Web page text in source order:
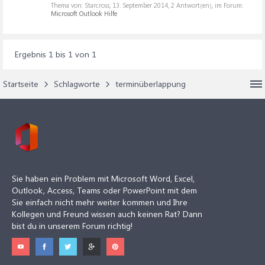
Thema von: Starcross, 13. September 2014, 2 Antwort(en), im Forum:
Microsoft Outlook Hilfe
Ergebnis 1 bis 1 von 1
Startseite Schlagworte terminüberlappung
Sie haben ein Problem mit Microsoft Word, Excel,
Outlook, Access, Teams oder PowerPoint mit dem
Sie einfach nicht mehr weiter kommen und Ihre
Kollegen und Freund wissen auch keinen Rat? Dann
bist du in unserem Forum richtig!